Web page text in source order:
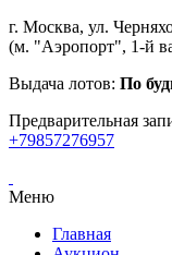
г. Москва, ул.
(м. "Аэропорт", 1-й
Выдача лотов: По
Предварительная
+79857276957
Меню
Главная